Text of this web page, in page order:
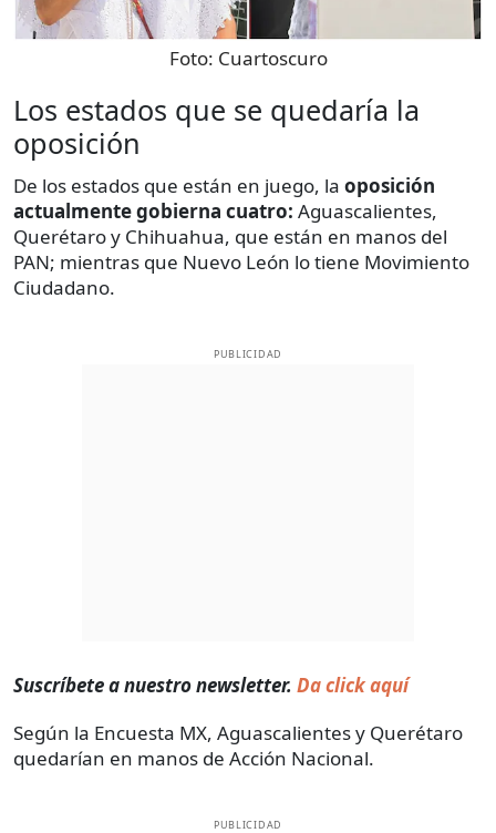
Foto: Cuartoscuro
Los estados que se quedaría la
oposición
De los estados que están en juego, la oposición
actualmente gobierna cuatro: Aguascalientes,
Querétaro y Chihuahua, que están en manos del
PAN; mientras que Nuevo León lo tiene Movimiento
Ciudadano.
PUBLICIDAD
Suscríbete a nuestro newsletter. Da click aquí
Según la Encuesta MX, Aguascalientes y Querétaro
quedarían en manos de Acción Nacional.
PUBLICIDAD